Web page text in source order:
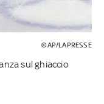
©AP/LAPRESSE
sul ghiaccio